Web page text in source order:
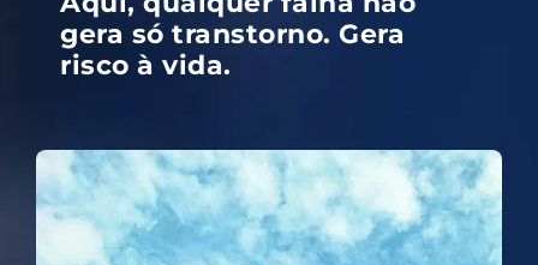
gera só transtorno. Gera
risco à vida.